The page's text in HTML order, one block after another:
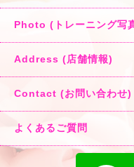
Photo (トレーニング写
Address (店舗情報)
Contact (お問い合わせ)
よくあるご質問